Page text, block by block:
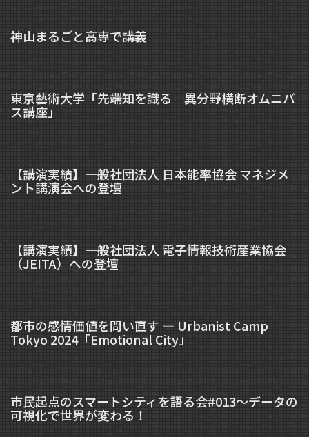
神山まるごと高専で講義
東京藝術大学「先端知を識る 異分野横断オムニバ
ス講座」
【講演実績】一般社団法人 日本能率協会 マネジメ
ント講演会への登壇
【講演実績】一般社団法人 電子情報技術産業協会
（JEITA）への登壇
都市の感情価値を問い直す — Urbanist Camp
Tokyo 2024「Emotional City」
市民起点のスマートシティを語る会#013～データの
可視化で世界が変わる！